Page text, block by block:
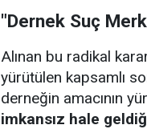
"Dernek Suç
Alınan bu radikal
yürütülen kapsamlı
derneğin amacının
imkansız hale